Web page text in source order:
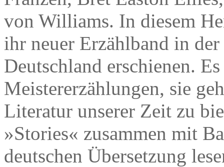
von Williams. In diesem
ihr neuer Erzählband in
Deutschland erschienen.
Meistererzählungen, sie
Literatur unserer Zeit zu
»Stories« zusammen mit
deutschen Übersetzung